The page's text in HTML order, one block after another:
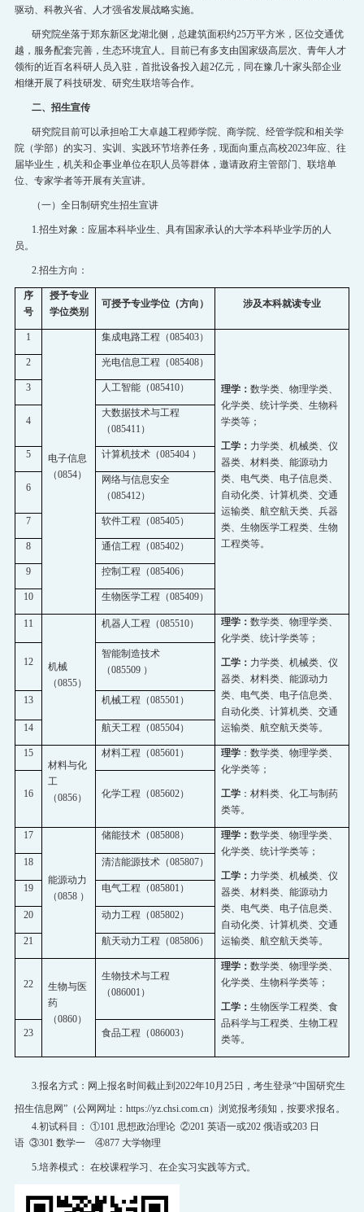
驱动、科教兴省、人才强省发展战略实施。
研究院坐落于郑东新区龙湖北侧，总建筑面积约25万平方米，区位交通优
越，服务配套完善，生态环境宜人。目前已有多支由国家级高层次、青年人才
领衔的近百名科研人员入驻，首批设备投入超2亿元，同在豫几十家头部企业
相继开展了科技研发、研究生联培等合作。
二、招生宣传
研究院目前可以承担哈工大卓越工程师学院、商学院、经管学院和相关学
院（学部）的实习、实训、实践环节培养任务，现面向重点高校2023年应、往
届毕业生，机关和企事业单位在职人员等群体，邀请政府主管部门、联培单
位、专家学者等开展有关宣讲。
（一） 全日制研究生招生宣讲
1 招生对象 ：应届本科毕业生 、具有国家承认的大学本科毕业学历的人
员 。
2. 招生方向：
序
号
授予专业
学位类别
可授予专业学位（方向） 涉及本科就读专业
1
电子信息
（0854）
集成电路工程（085403）
理学： 数学类、物理学类、
化学类、统计学类、生物科
学类等；
工学： 力学类、机械类、仪
器类、材料类、能源动力
类、电气类、电子信息类、
自动化类、计算机类、交通
运输类、航空航天类、兵器
类、生物医学工程类、生物
工程类等。
2 光电信息工程（085408）
3 人工智能（085410）
4
大数据技术与工程
（085411 ）
5 计算机技术（085404 ）
6
网络与信息安全
（085412）
7 软件工程（085405）
8 通信工程（085402）
9 控制工程（085406）
10 生物医学工程（085409）
11
机械
（0855）
机器人工程（085510） 理学： 数学类、物理学类、
化学类、统计学类等；
工学： 力学类、机械类、仪
器类、材料类、能源动力
类、电气类、电子信息类、
自动化类、计算机类、交通
运输类、航空航天类等。
12
智能制造技术
（085509 ）
13 机械工程（085501 ）
14 航天工程（085504）
15
材料与化
工
（0856）
材料工程（085601 ） 理学 ：数学类、物理学类、
化学类等；
工学 ：材料类、化工与制药
类等。
16 化学工程（085602）
17
能源动力
（0858 ）
储能技术（085808） 理学： 数学类、物理学类、
化学类、统计学类等；
工学： 力学类、机械类、仪
器类、材料类、能源动力
类、电气类、电子信息类、
自动化类、计算机类、交通
运输类、航空航天类等。
18 清洁能源技术（085807）
19 电气工程（085801 ）
20 动力工程（085802）
21 航天动力工程（085806）
22
生物与医
药
（0860）
生物技术与工程
（086001 ）
理学： 数学类、物理学类、
化学类、生物科学类等；
工学： 生物医学工程类、食
品科学与工程类、 生物工程
类等。
23 食品工程（086003）
3.报名方式：网上报名时间截止到 2022年10月 25日，考生登录“中国研究生
招生信息网”（公网网址： https://yz.chsi.com.cn）浏览报考须知，按要求报名。
4. 初试科目 ： ①101 思想政治理论 ②201 英语一或202 俄语或203 日
语 ③301 数学一 ④877 大学物理
5. 培养模式： 在校课程学习、在企实习实践等方式。